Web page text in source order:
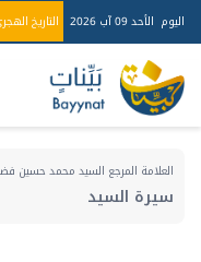
اليوم الأحد 09 آب 2026 التاريخ
العلامة المرجع السيد محمد حسين
سيرة السيد